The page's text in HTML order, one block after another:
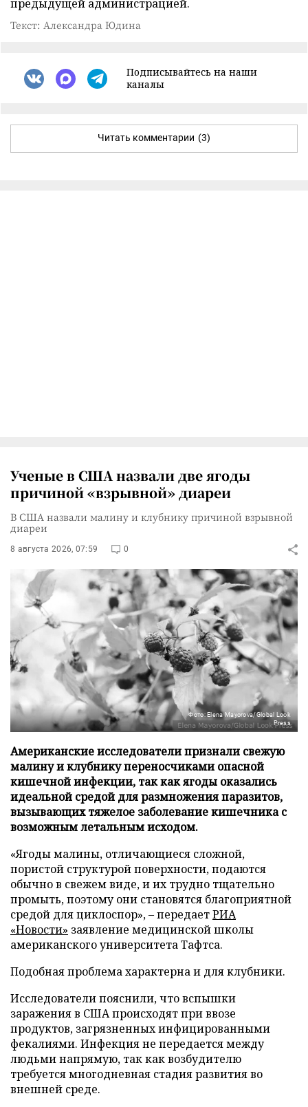
предыдущей администрацией.
Текст: Александра Юдина
Подписывайтесь на наши
каналы
Читать комментарии (3)
Ученые в США назвали две ягоды
причиной «взрывной» диареи
В США назвали малину и клубнику причиной взрывной
диареи
8 августа 2026, 07:59 0
Фото: Elena Mayorova/Global Look
Press
Американские исследователи признали свежую
малину и клубнику переносчиками опасной
кишечной инфекции, так как ягоды оказались
идеальной средой для размножения паразитов,
вызывающих тяжелое заболевание кишечника с
возможным летальным исходом.
«Ягоды малины, отличающиеся сложной,
пористой структурой поверхности, подаются
обычно в свежем виде, и их трудно тщательно
промыть, поэтому они становятся благоприятной
средой для циклоспор», – передаетРИА
«Новости» заявление медицинской школы
американского университета Тафтса.
Подобная проблема характерна и для клубники.
Исследователи пояснили, что вспышки
заражения в США происходят при ввозе
продуктов, загрязненных инфицированными
фекалиями. Инфекция не передается между
людьми напрямую, так как возбудителю
требуется многодневная стадия развития во
внешней среде.